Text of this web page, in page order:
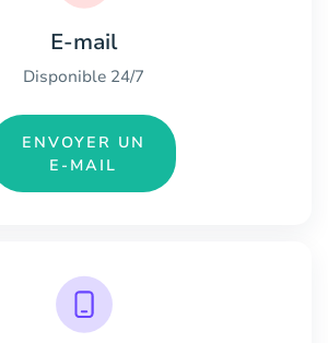
E-mail
Disponible 24/7
ENVOYER UN
E-MAIL